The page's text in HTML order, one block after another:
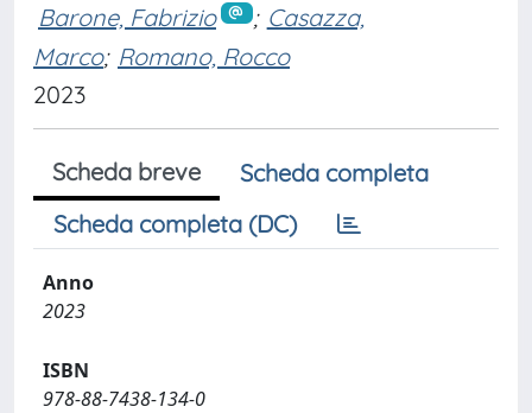
Barone, Fabrizio ; Casazza,
Marco; Romano, Rocco
2023
Scheda breve
Scheda completa
Scheda completa (DC)
Anno
2023
ISBN
978-88-7438-134-0